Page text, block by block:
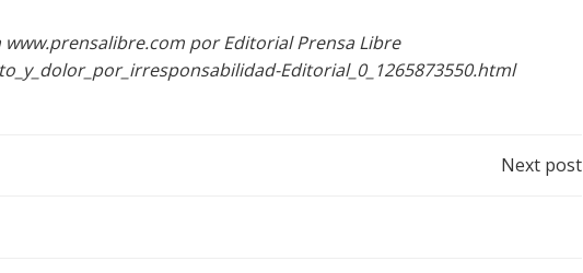
por Editorial Prensa Libre
Editorial_0_1265873550.html
Next post